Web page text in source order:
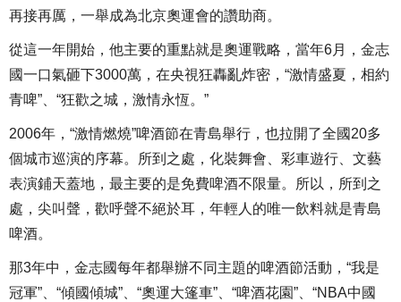
再接再厲，一舉成為北京奧運會的讚助商。
從這一年開始，他主要的重點就是奧運戰略，當年6月，金志
國一口氣砸下3000萬，在央視狂轟亂炸密，“激情盛夏，相約
青啤”、“狂歡之城，激情永恆。”
2006年，“激情燃燒”啤酒節在青島舉行，也拉開了全國20多
個城市巡演的序幕。所到之處，化裝舞會、彩車遊行、文藝
表演鋪天蓋地，最主要的是免費啤酒不限量。所以，所到之
處，尖叫聲，歡呼聲不絕於耳，年輕人的唯一飲料就是青島
啤酒。
那3年中，金志國每年都舉辦不同主題的啤酒節活動，“我是
冠軍”、“傾國傾城”、“奧運大篷車”、“啤酒花園”、“NBA中國